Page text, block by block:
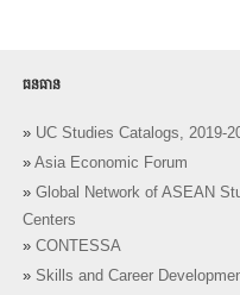
ធនធាន
» UC Studies Catalogs, 2019-
» Asia Economic Forum
» Global Network of ASEAN
Centers
» CONTESSA
» Skills and Career